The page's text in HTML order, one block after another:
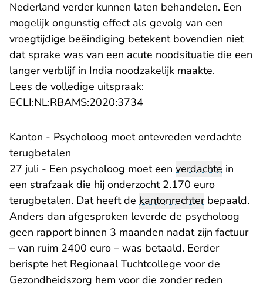
Nederland verder kunnen laten behandelen. Een
mogelijk ongunstig effect als gevolg van een
vroegtijdige beëindiging betekent bovendien niet
dat sprake was van een acute noodsituatie die een
langer verblijf in India noodzakelijk maakte.
Lees de volledige uitspraak:
ECLI:NL:RBAMS:2020:3734- U verlaat
​Kanton - Psycholoog moet ontevreden verdachte
terugbetalen
27 juli - Een psycholoog moet een verdachte in
een strafzaak die hij onderzocht 2.170 euro
terugbetalen. Dat heeft de kantonrechterbepaald.
Anders dan afgesproken leverde de psycholoog
geen rapport binnen 3 maanden nadat zijn factuur
– van ruim 2400 euro – was betaald. Eerder
berispte het Regionaal Tuchtcollege voor de
Gezondheidszorg hem voor die zonder reden